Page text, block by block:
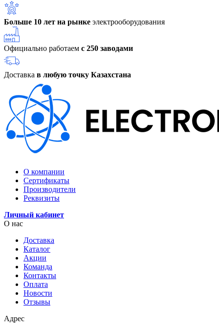
Больше 10 лет на рынке электрооборудования
Официально работаем с 250 заводами
Доставка в любую точку Казахстана
О компании
Сертификаты
Производители
Реквизиты
Личный кабинет
О нас
Доставка
Каталог
Акции
Команда
Контакты
Оплата
Новости
Отзывы
Адрес